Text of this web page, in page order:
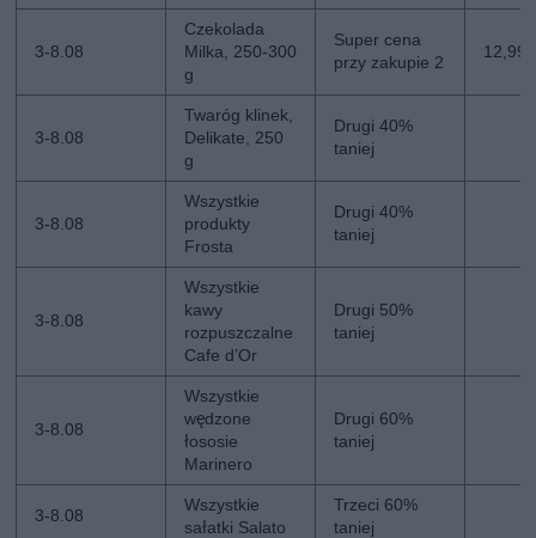
3-8.08
Czekolada
Milka, 250-300
g
Super cena
przy zakupie 2
12,99
3-8.08
Twaróg klinek,
Delikate, 250
g
Drugi 40%
taniej
3-8.08
Wszystkie
produkty
Frosta
Drugi 40%
taniej
3-8.08
Wszystkie
kawy
rozpuszczalne
Cafe d’Or
Drugi 50%
taniej
3-8.08
Wszystkie
wędzone
łososie
Marinero
Drugi 60%
taniej
3-8.08
Wszystkie
sałatki Salato
Trzeci 60%
taniej